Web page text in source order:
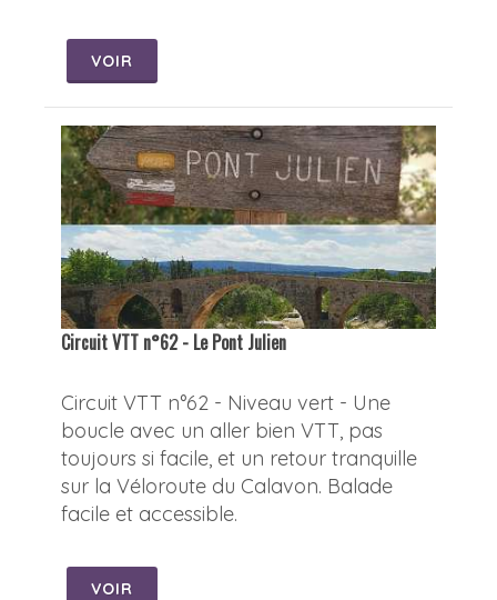
VOIR
Circuit VTT n°62 - Le Pont Julien
Circuit VTT n°62 - Niveau vert - Une
boucle avec un aller bien VTT, pas
toujours si facile, et un retour tranquille
sur la Véloroute du Calavon. Balade
facile et accessible.
VOIR